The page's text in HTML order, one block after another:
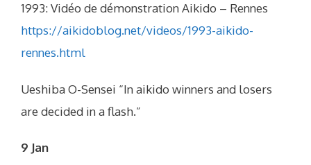
1993: Vidéo de démonstration Aikido – Rennes
https://aikidoblog.net/videos/1993-aikido-
rennes.html
Ueshiba O-Sensei “In aikido winners and losers
are decided in a flash.”
9 Jan